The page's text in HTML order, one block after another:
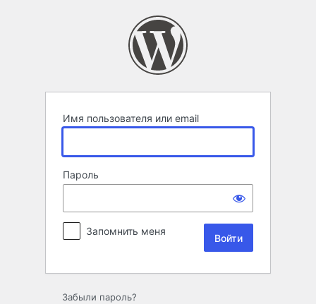
Имя пользователя или email
Пароль
Запомнить меня
Забыли пароль?